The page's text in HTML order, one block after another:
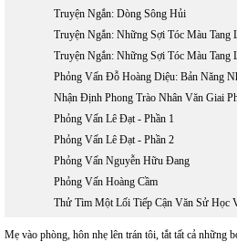
Truyện Ngắn: Dòng Sông Hủi
Truyện Ngắn: Những Sợi Tóc Màu Tang
Truyện Ngắn: Những Sợi Tóc Màu Tang
Phỏng Vấn Đỗ Hoàng Diệu: Bản Năng
Nhận Định Phong Trào Nhân Văn Giai
Phỏng Vấn Lê Đạt - Phần 1
Phỏng Vấn Lê Đạt - Phần 2
Phỏng Vấn Nguyễn Hữu Đang
Phỏng Vấn Hoàng Cầm
Mẹ vào phòng, hôn nhẹ lên trán tôi, tắt tất cả những